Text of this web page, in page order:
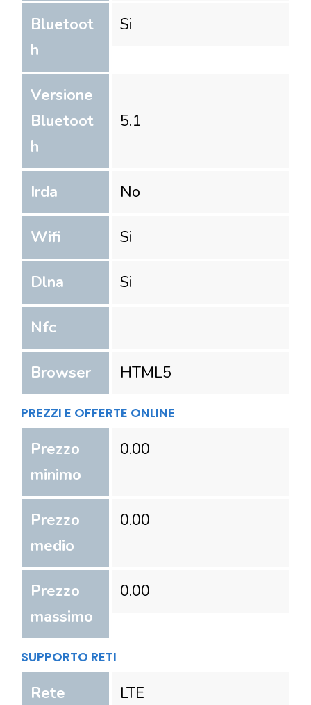
Bluetoot
h
Si
Versione
Bluetoot
h
5.1
Irda No
Wifi Si
Dlna Si
Nfc
Browser HTML5
PREZZI E OFFERTE ONLINE
Prezzo
minimo
0.00
Prezzo
medio
0.00
Prezzo
massimo
0.00
SUPPORTO RETI
Rete LTE